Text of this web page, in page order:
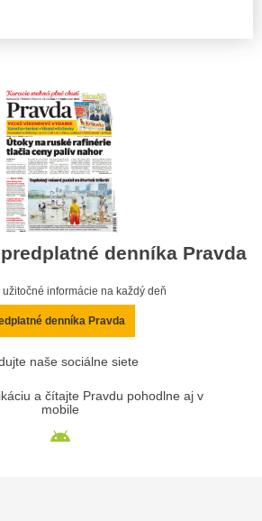
denníka Pravda
užitočné informácie na každý deň
denníka Pravda
naše sociálne siete
a čítajte Pravdu pohodlne aj v
mobile